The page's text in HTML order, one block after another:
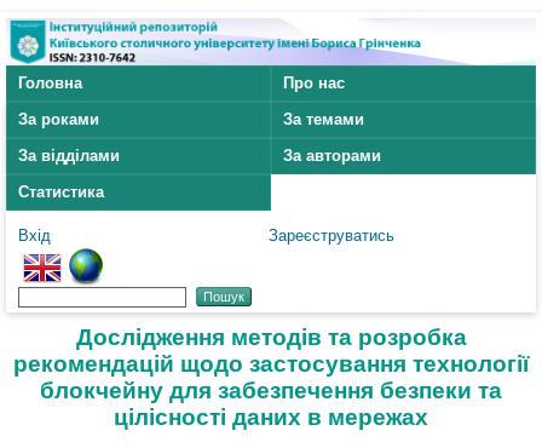
Головна
Про нас
За роками
За темами
За відділами
За авторами
Статистика
Вхід Зареєструватись
Дослідження методів та розробка
рекомендацій щодо застосування технології
блокчейну для забезпечення безпеки та
цілісності даних в мережах